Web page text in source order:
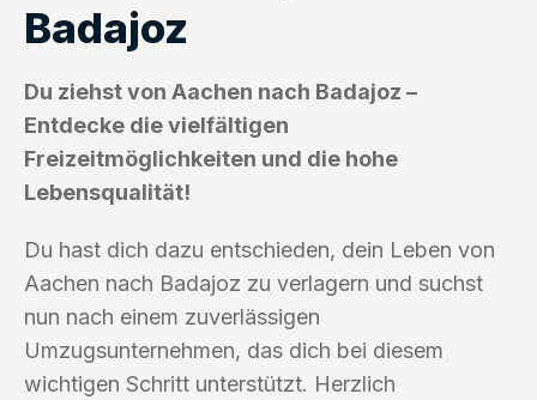
Badajoz
Du ziehst von Aachen nach Badajoz –
Entdecke die vielfältigen
Freizeitmöglichkeiten und die hohe
Lebensqualität!
Du hast dich dazu entschieden, dein Leben von
Aachen nach Badajoz zu verlagern und suchst
nun nach einem zuverlässigen
Umzugsunternehmen, das dich bei diesem
wichtigen Schritt unterstützt. Herzlich